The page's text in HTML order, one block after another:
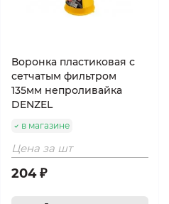
Воронка пластиковая с
сетчатым фильтром
135мм непроливайка
DENZEL
в магазине
Цена за шт
204 ₽